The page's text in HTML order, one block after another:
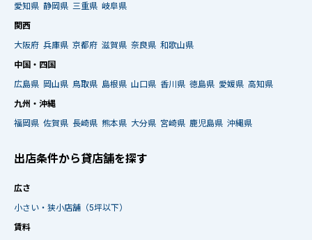
愛知県 静岡県 三重県 岐阜県
関西
大阪府 兵庫県 京都府 滋賀県 奈良県 和歌山県
中国・四国
広島県 岡山県 鳥取県 島根県 山口県 香川県 徳島県 愛媛県 高知県
九州・沖縄
福岡県 佐賀県 長崎県 熊本県 大分県 宮崎県 鹿児島県 沖縄県
出店条件から貸店舗を探す
広さ
小さい・狭小店舗（5坪以下）
賃料